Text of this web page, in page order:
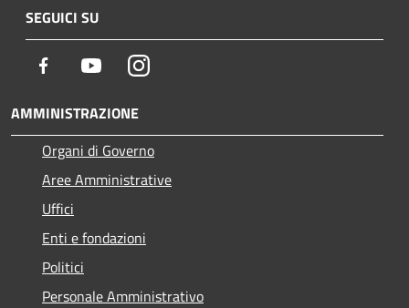
SEGUICI SU
Facebook YoutubeInstagram
AMMINISTRAZIONE
Organi di Governo
Aree Amministrative
Uffici
Enti e fondazioni
Politici
Personale Amministrativo